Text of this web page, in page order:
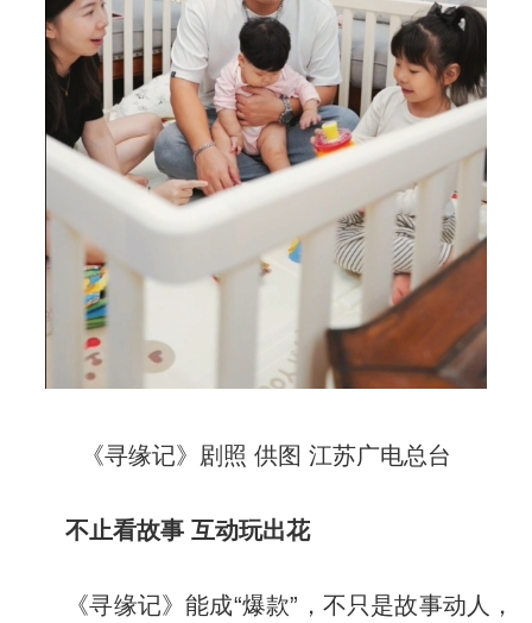
《寻缘记》剧照 供图 江苏广电总台
不止看故事 互动玩出花
《寻缘记》能成“爆款”，不只是故事动人，